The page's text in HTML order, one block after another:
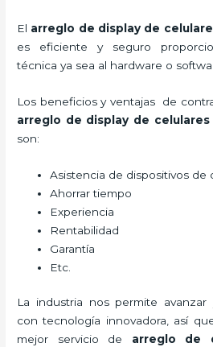
El arreglo de display de
es eficiente y seguro
técnica ya sea al hardware o
Los beneficios y ventajas de
arreglo de display de celulares
son:
Asistencia de dispositivos de
Ahorrar tiempo
Experiencia
Rentabilidad
Garantía
Etc.
La industria nos permite
con tecnología innovadora, así
mejor servicio de arreglo de